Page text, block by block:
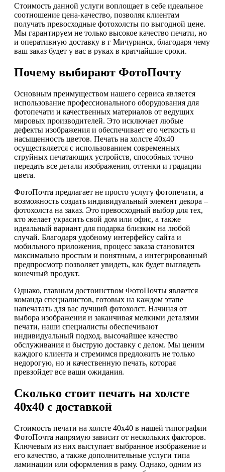
Стоимость данной услуги воплощает в себе идеальное
соотношение цена-качество, позволяя клиентам
получать превосходные фотохолсты по выгодной цене.
Мы гарантируем не только высокое качество печати, но
и оперативную доставку в г Мичуринск, благодаря чему
ваш заказ будет у вас в руках в кратчайшие сроки.
Почему выбирают ФотоПочту
Основным преимуществом нашего сервиса является
использование профессионального оборудования для
фотопечати и качественных материалов от ведущих
мировых производителей. Это исключает любые
дефекты изображения и обеспечивает его четкость и
насыщенность цветов. Печать на холсте 40х40
осуществляется с использованием современных
струйных печатающих устройств, способных точно
передать все детали изображения, оттенки и градации
цвета.
ФотоПочта предлагает не просто услугу фотопечати, а
возможность создать индивидуальный элемент декора –
фотохолста на заказ. Это превосходный выбор для тех,
кто желает украсить свой дом или офис, а также
идеальный вариант для подарка близким на любой
случай. Благодаря удобному интерфейсу сайта и
мобильного приложения, процесс заказа становится
максимально простым и понятным, а интегрированный
предпросмотр позволяет увидеть, как будет выглядеть
конечный продукт.
Однако, главным достоинством ФотоПочты является
команда специалистов, готовых на каждом этапе
напечатать для вас лучший фотохолст. Начиная от
выбора изображения и заканчивая мелкими деталями
печати, наши специалисты обеспечивают
индивидуальный подход, высочайшее качество
обслуживания и быструю доставку с делом. Мы ценим
каждого клиента и стремимся предложить не только
недорогую, но и качественную печать, которая
превзойдет все ваши ожидания.
Сколько стоит печать на холсте
40х40 с доставкой
Стоимость печати на холсте 40х40 в нашей типографии
ФотоПочта напрямую зависит от нескольких факторов.
Ключевым из них выступает выбранное изображение и
его качество, а также дополнительные услуги типа
ламинации или оформления в раму. Однако, одним из